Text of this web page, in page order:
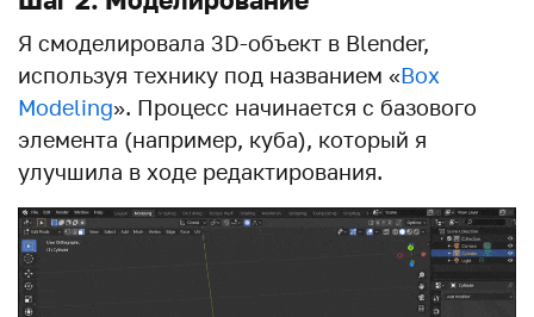
Я смоделировала 3D-объект в Blender,
используя технику под названием «Box
Modeling». Процесс начинается с базового
элемента (например, куба), который я
улучшила в ходе редактирования.